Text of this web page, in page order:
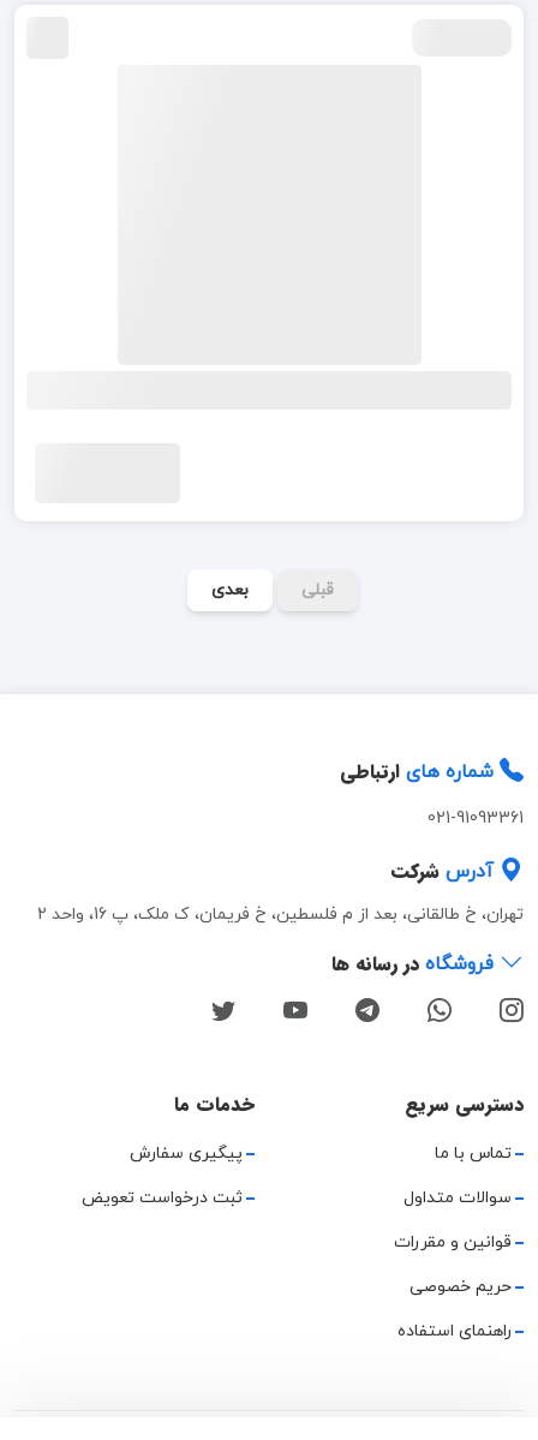
قبلی بعدی
شماره های ارتباطی
021-91093361
آدرس شرکت
تهران، خ طالقانی، بعد از م فلسطین، خ فریمان، ک ملک، پ 16، واحد 2
فروشگاه در رسانه ها
دسترسی سریع
تماس با ما
سوالات متداول
قوانین و مقررات
حریم خصوصی
راهنمای استفاده
خدمات ما
پیگیری سفارش
ثبت درخواست تعویض